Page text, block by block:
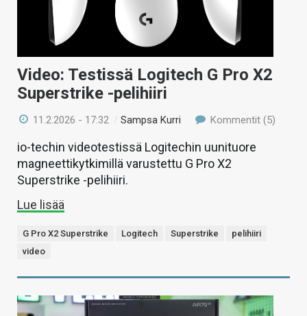
Video: Testissä Logitech G Pro X2
Superstrike -pelihiiri
11.2.2026 - 17:32 /Sampsa Kurri Kommentit (5)
io-techin videotestissä Logitechin uunituore
magneettikytkimillä varustettu G Pro X2
Superstrike -pelihiiri.
Lue lisää
G Pro X2 Superstrike Logitech Superstrike
pelihiiri
video